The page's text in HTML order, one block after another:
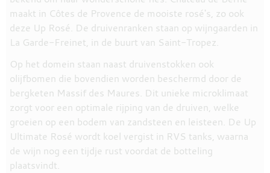
maakt in Côtes de Provence de mooiste rosé's, zo ook
deze Up Rosé. De druivenranken staan op wijngaarden in
La Garde-Freinet, in de buurt van Saint-Tropez.
Op het domein staan naast druivenstokken ook
olijfbomen die bovendien worden beschermd door de
bergketen Massif des Maures. Dit unieke microklimaat
zorgt voor een optimale rijping van de druiven, welke
groeien op een bodem van zandsteen en leisteen. De Up
Ultimate Rosé wordt koel vergist in RVS tanks, waarna
de wijn nog een tijdje rust voordat de botteling
plaatsvindt.